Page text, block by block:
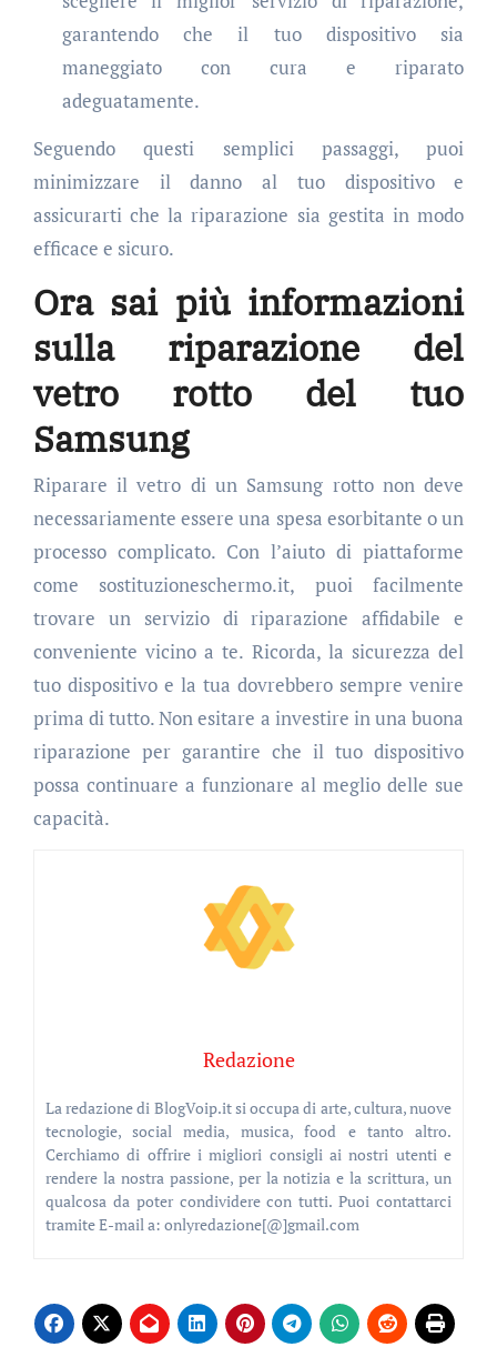
garantendo che il tuo dispositivo sia
maneggiato con cura e riparato
adeguatamente.
Seguendo questi semplici passaggi, puoi
minimizzare il danno al tuo dispositivo e
assicurarti che la riparazione sia gestita in modo
efficace e sicuro.
Ora sai più informazioni
sulla riparazione del
vetro rotto del tuo
Samsung
Riparare il vetro di un Samsung rotto non deve
necessariamente essere una spesa esorbitante o un
processo complicato. Con l’aiuto di piattaforme
come sostituzioneschermo.it, puoi facilmente
trovare un servizio di riparazione affidabile e
conveniente vicino a te. Ricorda, la sicurezza del
tuo dispositivo e la tua dovrebbero sempre venire
prima di tutto. Non esitare a investire in una buona
riparazione per garantire che il tuo dispositivo
possa continuare a funzionare al meglio delle sue
capacità.
Redazione
La redazione di BlogVoip.it si occupa di arte, cultura, nuove
tecnologie, social media, musica, food e tanto altro.
Cerchiamo di offrire i migliori consigli ai nostri utenti e
rendere la nostra passione, per la notizia e la scrittura, un
qualcosa da poter condividere con tutti. Puoi contattarci
tramite E-mail a: onlyredazione[@]gmail.com